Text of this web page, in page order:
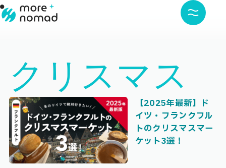
クリスマス
【2025年最新】ド
イツ・フランクフル
トのクリスマスマー
ケット3選！